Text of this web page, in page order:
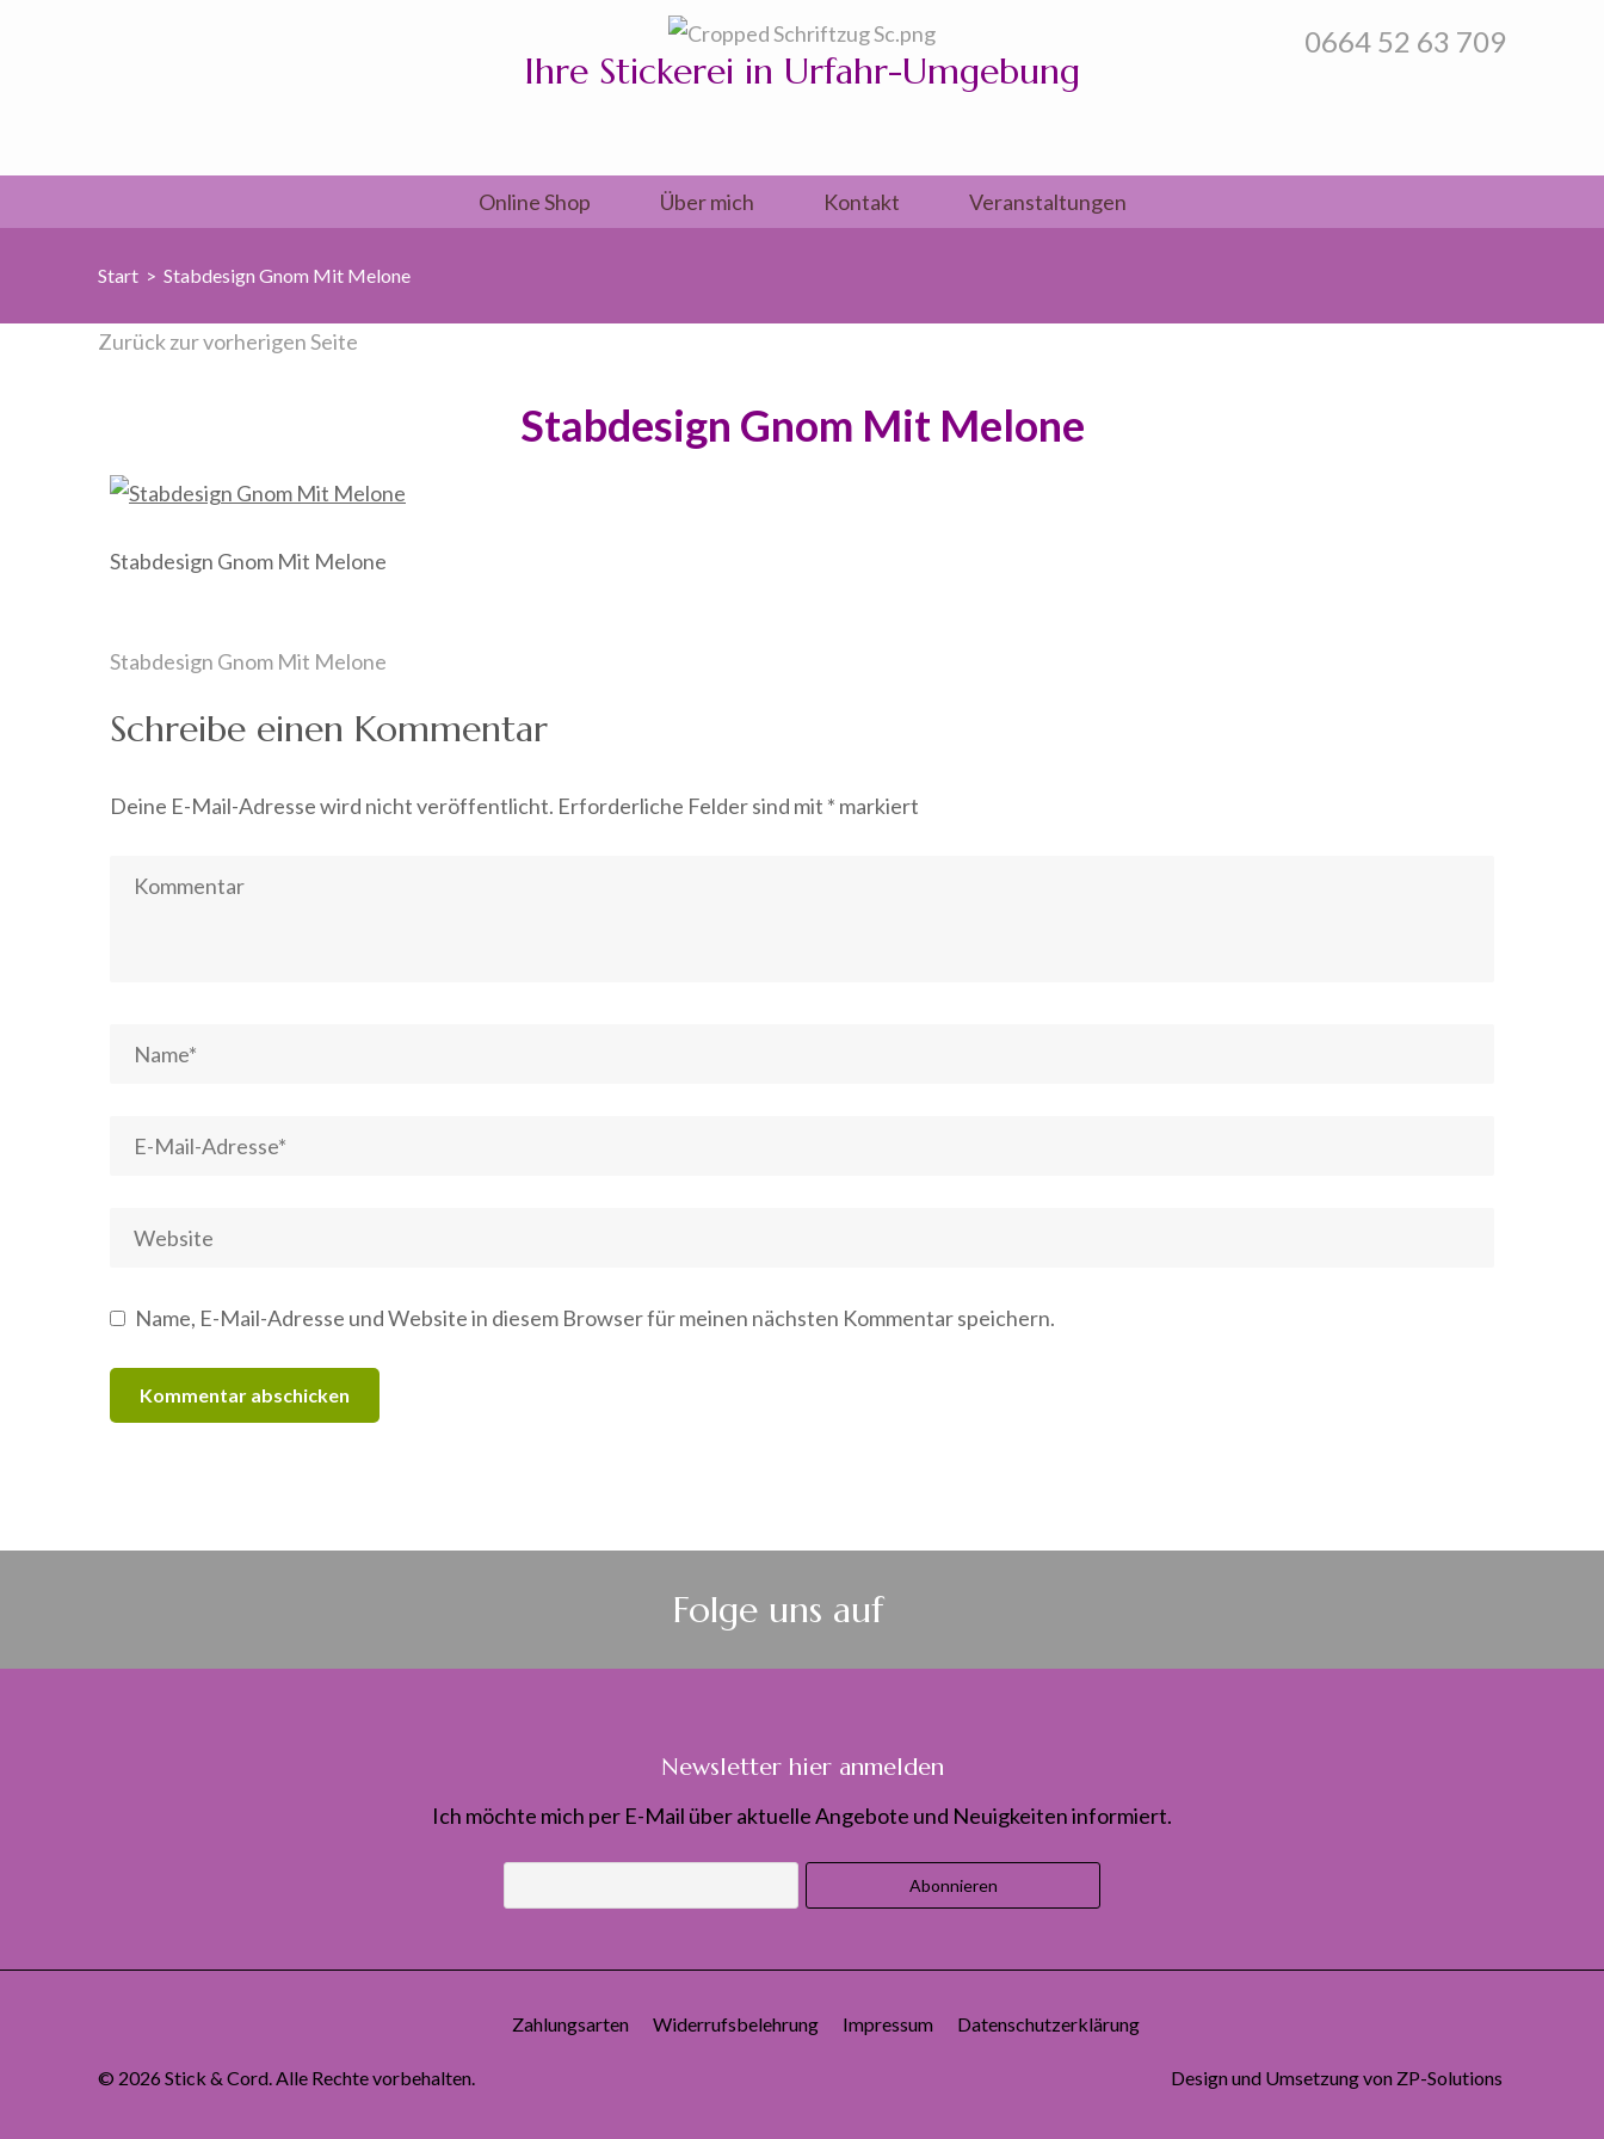
0664 52 63 709
Ihre Stickerei in Urfahr-Umgebung
Online Shop Über mich Kontakt Veranstaltungen
Start > Stabdesign Gnom Mit Melone
Zurück zur vorherigen Seite
Stabdesign Gnom Mit Melone
Stabdesign Gnom Mit Melone
Beitragsnavigation
Stabdesign Gnom Mit Melone
Schreibe einen Kommentar
Deine E-Mail-Adresse wird nicht veröffentlicht. Erforderliche Felder sind mit * markiert
Name, E-Mail-Adresse und Website in diesem Browser für meinen nächsten Kommentar speichern.
Folge uns auf
Newsletter hier anmelden
Ich möchte mich per E-Mail über aktuelle Angebote und Neuigkeiten informiert.
Zahlungsarten Widerrufsbelehrung Impressum Datenschutzerklärung
© 2026 Stick & Cord . Alle Rechte vorbehalten. Design und Umsetzung von ZP-Solutions